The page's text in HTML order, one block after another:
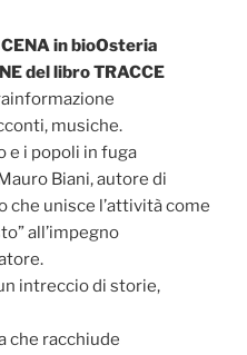
in bioOsteria
del libro TRACCE
musiche.
e i popoli in fuga
Biani, autore di
che unisce l’attività come
all’impegno
intreccio di storie,
che racchiude